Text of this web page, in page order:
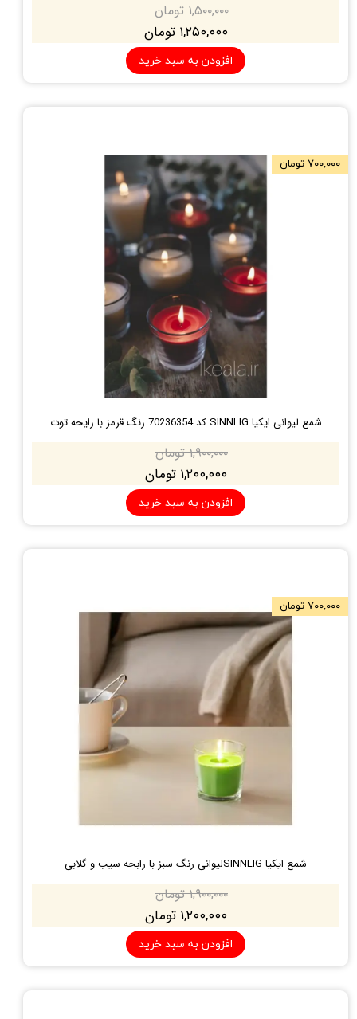
۱,۵۰۰,۰۰۰ تومان
۱,۲۵۰,۰۰۰ تومان
افزودن به سبد خرید
شمع لیوانی ایکیا SINNLIG کد 70236354 رنگ قرمز با رایحه توت
۱,۹۰۰,۰۰۰ تومان
۱,۲۰۰,۰۰۰ تومان
افزودن به سبد خرید
۷۰۰,۰۰۰ تومان
شمع ایکیا SINNLIGلیوانی رنگ سبز با رابحه سیب و گلابی
۱,۹۰۰,۰۰۰ تومان
۱,۲۰۰,۰۰۰ تومان
افزودن به سبد خرید
۷۰۰,۰۰۰ تومان